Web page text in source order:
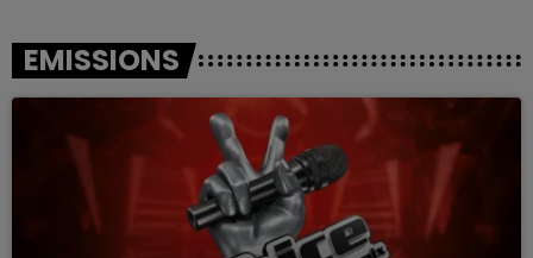
EMISSIONS